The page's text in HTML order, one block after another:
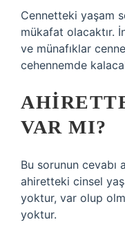
Cennetteki yaşam
mükafat olacaktır.
ve münafıklar
cehennemde
VAR MI?
Bu sorunun cevabı
ahiretteki cinsel
yoktur, var olup
yoktur.